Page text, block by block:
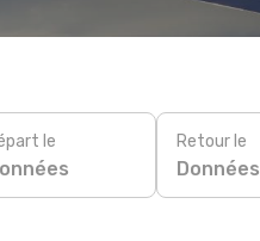
le Retour le
Données